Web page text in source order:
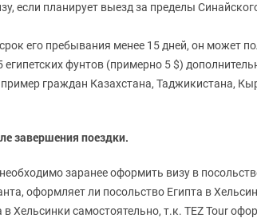
если планирует выезд за пределы
его пребывания менее 15 дней, он может
фунтов (примерно 5 $)
граждан Казахстана, Таджикистана,
завершения поездки.
заранее оформить визу в
оформляет ли посольство Египта в
Хельсинки самостоятельно, т.к. TEZ Tour